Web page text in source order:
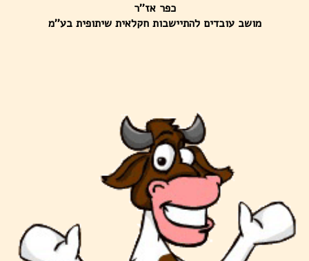
כפר אז''ר
מושב עובדים להתיישבות חקלאית שיתופית בע''מ